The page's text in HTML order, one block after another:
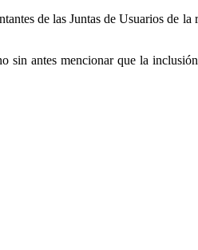
de las Juntas de Usuarios de
antes mencionar que la